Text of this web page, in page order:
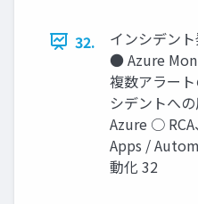
32.
インシデン
● Azure
複数アラー
シデントへ
Azure ○
Apps /
動化 32